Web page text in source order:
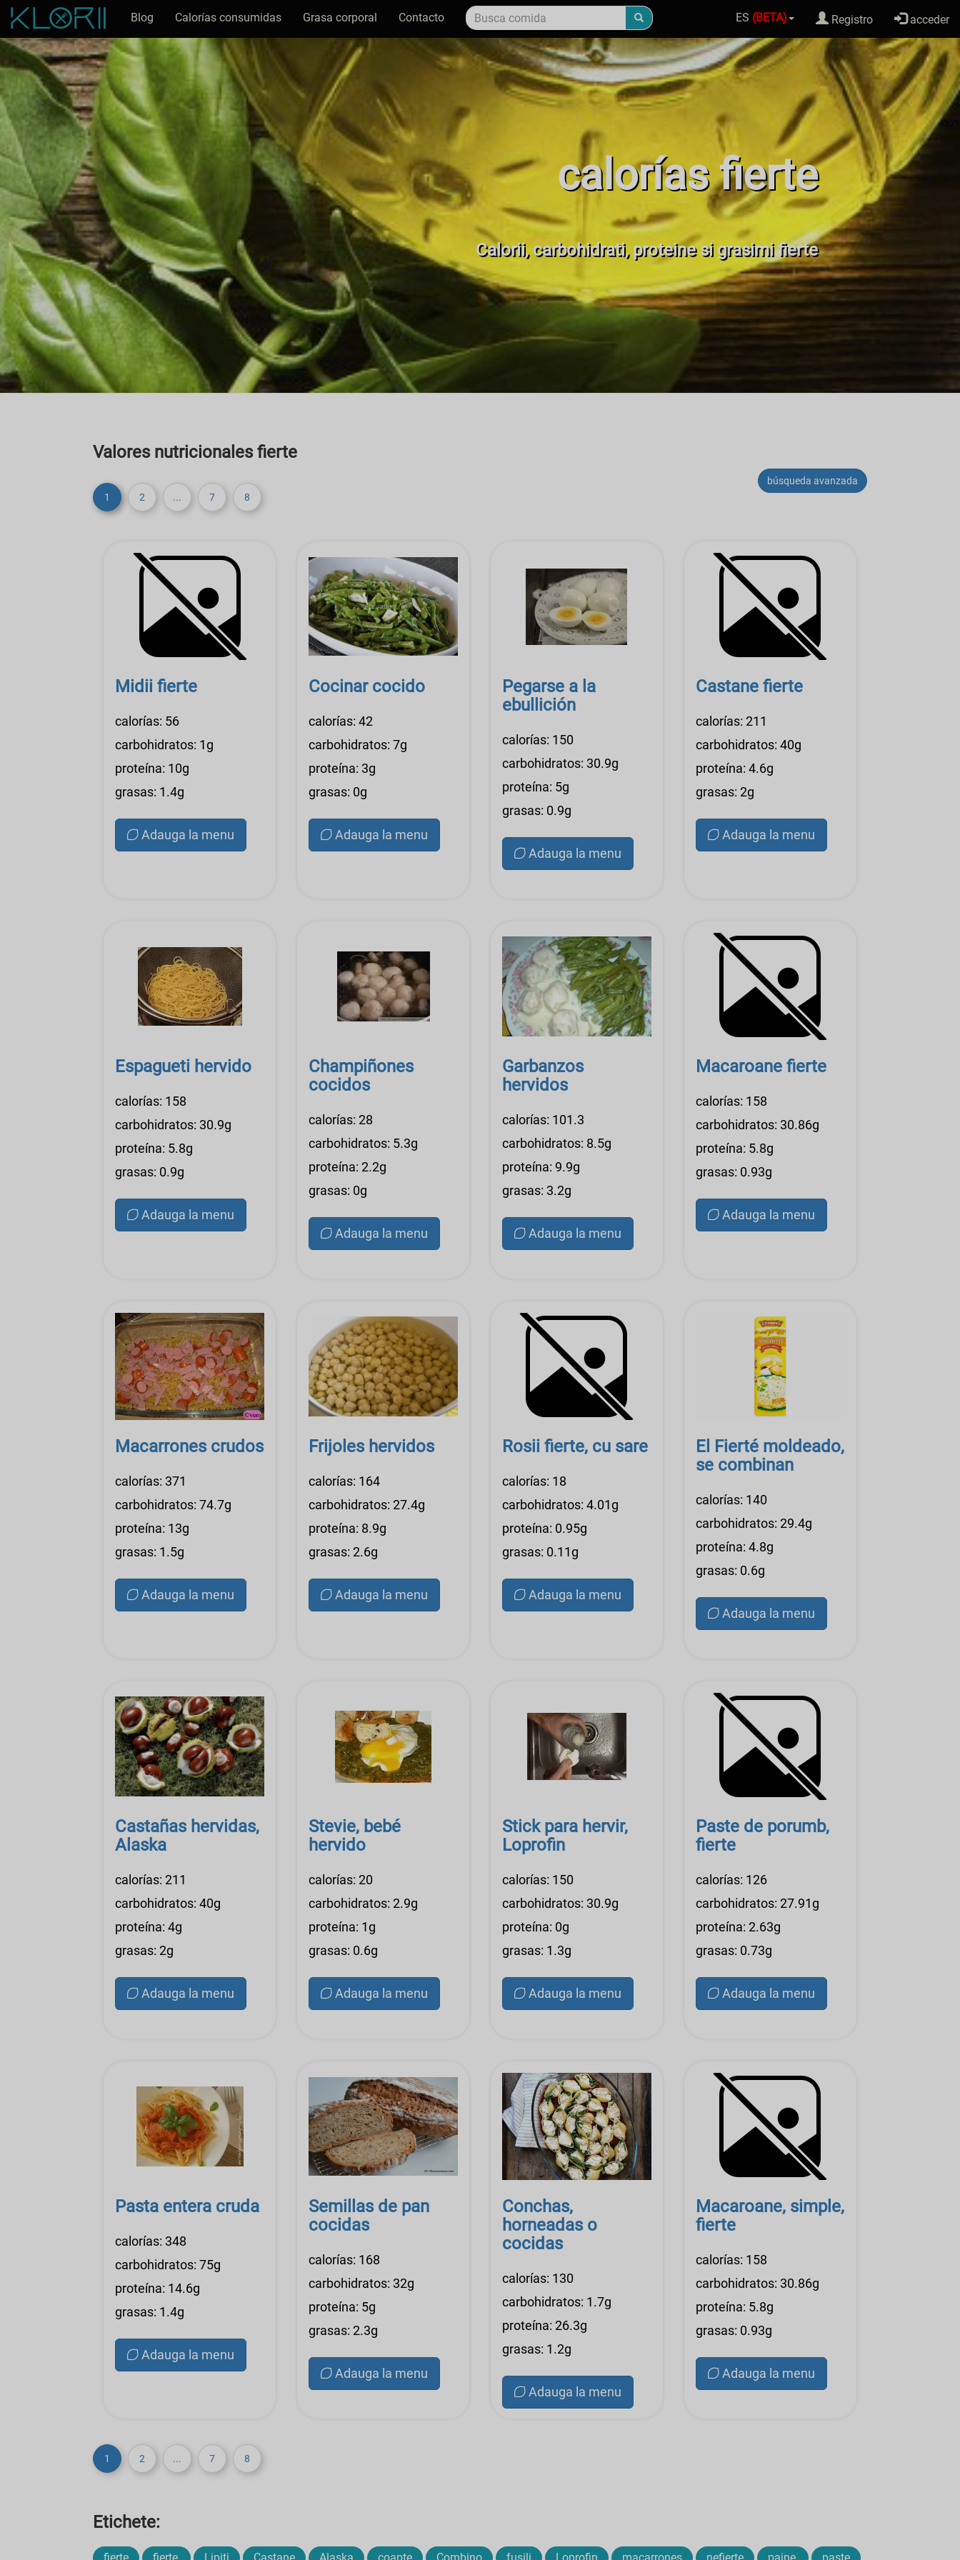
Blog Calorías consumidas Grasa corporal Contacto ES (BETA) Registro acceder
calorías fierte
Calorii, carbohidrati, proteine si grasimi fierte
Valores nutricionales fierte
búsqueda avanzada
1
2 ... 7 8
Midii fierte
calorías: 56
carbohidratos: 1g
proteína: 10g
grasas: 1.4g
Adauga la menu
Cocinar cocido
calorías: 42
carbohidratos: 7g
proteína: 3g
grasas: 0g
Adauga la menu
Pegarse a la
ebullición
calorías: 150
carbohidratos: 30.9g
proteína: 5g
grasas: 0.9g
Adauga la menu
Castane fierte
calorías: 211
carbohidratos: 40g
proteína: 4.6g
grasas: 2g
Adauga la menu
Espagueti hervido
calorías: 158
carbohidratos: 30.9g
proteína: 5.8g
grasas: 0.9g
Adauga la menu
Champiñones
cocidos
calorías: 28
carbohidratos: 5.3g
proteína: 2.2g
grasas: 0g
Adauga la menu
Garbanzos
hervidos
calorías: 101.3
carbohidratos: 8.5g
proteína: 9.9g
grasas: 3.2g
Adauga la menu
Macaroane fierte
calorías: 158
carbohidratos: 30.86g
proteína: 5.8g
grasas: 0.93g
Adauga la menu
Macarrones crudos
calorías: 371
carbohidratos: 74.7g
proteína: 13g
grasas: 1.5g
Adauga la menu
Frijoles hervidos
calorías: 164
carbohidratos: 27.4g
proteína: 8.9g
grasas: 2.6g
Adauga la menu
Rosii fierte, cu sare
calorías: 18
carbohidratos: 4.01g
proteína: 0.95g
grasas: 0.11g
Adauga la menu
El Fierté moldeado,
se combinan
calorías: 140
carbohidratos: 29.4g
proteína: 4.8g
grasas: 0.6g
Adauga la menu
Castañas hervidas,
Alaska
calorías: 211
carbohidratos: 40g
proteína: 4g
grasas: 2g
Adauga la menu
Stevie, bebé
hervido
calorías: 20
carbohidratos: 2.9g
proteína: 1g
grasas: 0.6g
Adauga la menu
Stick para hervir,
Loprofin
calorías: 150
carbohidratos: 30.9g
proteína: 0g
grasas: 1.3g
Adauga la menu
Paste de porumb,
fierte
calorías: 126
carbohidratos: 27.91g
proteína: 2.63g
grasas: 0.73g
Adauga la menu
Pasta entera cruda
calorías: 348
carbohidratos: 75g
proteína: 14.6g
grasas: 1.4g
Adauga la menu
Semillas de pan
cocidas
calorías: 168
carbohidratos: 32g
proteína: 5g
grasas: 2.3g
Adauga la menu
Conchas,
horneadas o
cocidas
calorías: 130
carbohidratos: 1.7g
proteína: 26.3g
grasas: 1.2g
Adauga la menu
Macaroane, simple,
fierte
calorías: 158
carbohidratos: 30.86g
proteína: 5.8g
grasas: 0.93g
Adauga la menu
1 2 ... 7 8
Etichete: